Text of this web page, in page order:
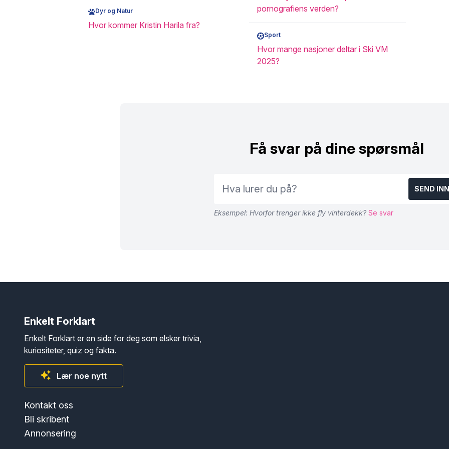
Dyr og Natur
Hvor kommer Kristin Harila fra?
pornografiens verden?
Sport
Hvor mange nasjoner deltar i Ski VM
2025?
Få svar på dine spørsmål
SEND
Eksempel: Hvorfor trenger ikke fly vinterdekk? Se svar
Enkelt Forklart
Enkelt Forklart er en side for deg som elsker trivia,
kuriositeter, quiz og fakta.
Lær noe nytt
Kontakt oss
Bli skribent
Annonsering